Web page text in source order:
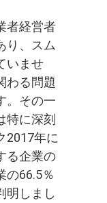
者経営者
り、スム
いませ
わる問題
。その一
特に深刻
2017年に
る企業の
の66.5％
明しまし